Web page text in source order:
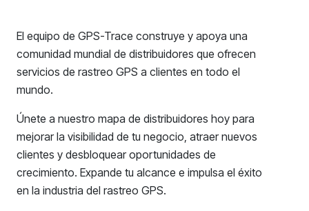
El equipo de GPS-Trace construye y apoya una
comunidad mundial de distribuidores que ofrecen
servicios de rastreo GPS a clientes en todo el
mundo.
Únete a nuestro mapa de distribuidores hoy para
mejorar la visibilidad de tu negocio, atraer nuevos
clientes y desbloquear oportunidades de
crecimiento. Expande tu alcance e impulsa el éxito
en la industria del rastreo GPS.